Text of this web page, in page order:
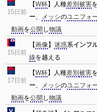
15日前
【W杯】人種差別 被害
ー、 メッシのユニフォ
動画を公開 し物議
15日前
【画像】 迷惑系インフ
線を越える
17日前
【W杯】人種差別 被害
ー、 メッシのユニフォ
動画を公開 し物議